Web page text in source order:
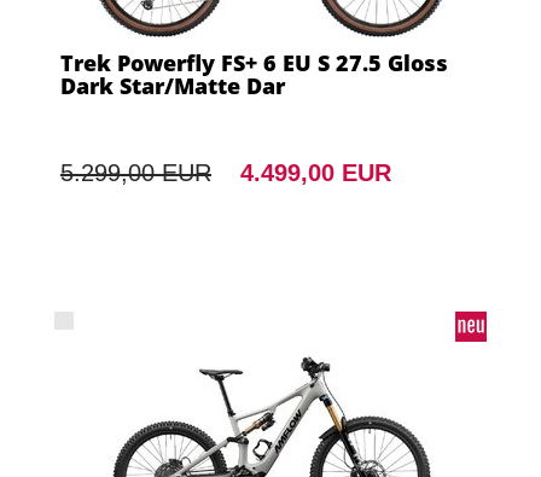
Trek Powerfly FS+ 6 EU S 27.5 Gloss
Dark Star/Matte Dar
5.299,00 EUR 4.499,00 EUR